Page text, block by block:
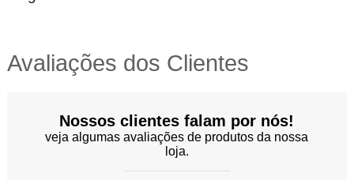
Avaliações dos Clientes
Nossos clientes falam por nós!
veja algumas avaliações de produtos da nossa
loja.